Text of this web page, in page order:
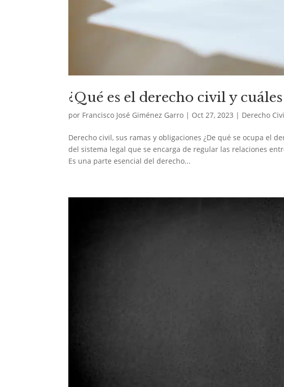
¿Qué es el derecho civil y
por Francisco José Giménez Garro | Oct 27, 2023 | Derecho
Derecho civil, sus ramas y obligaciones ¿De qué se ocupa el
del sistema legal que se encarga de regular las relaciones
Es una parte esencial del derecho...